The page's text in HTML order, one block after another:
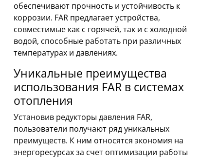
обеспечивают прочность и устойчивость к
коррозии. FAR предлагает устройства,
совместимые как с горячей, так и с холодной
водой, способные работать при различных
температурах и давлениях.
Уникальные преимущества
использования FAR в системах
отопления
Установив редукторы давления FAR,
пользователи получают ряд уникальных
преимуществ. К ним относятся экономия на
энергоресурсах за счет оптимизации работы